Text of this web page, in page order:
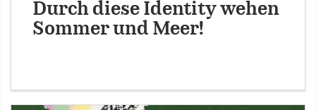
Durch diese Identity wehen
Sommer und Meer!